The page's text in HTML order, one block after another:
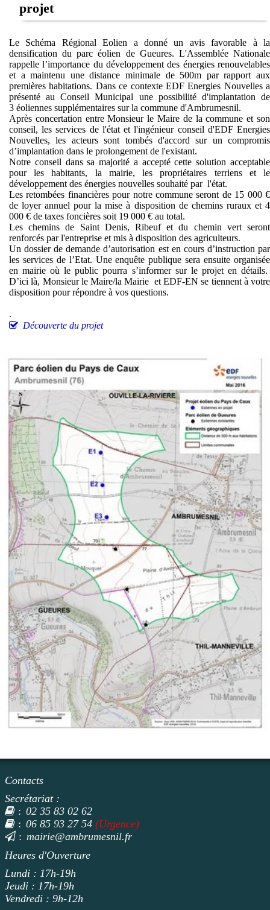
projet
Le Schéma Régional Eolien a donné un avis favorable à la
densification du parc éolien de Gueures. L'Assemblée Nationale
rappelle l’importance du développement des énergies renouvelables
et a maintenu une distance minimale de 500m par rapport aux
premières habitations. Dans ce contexte EDF Energies Nouvelles a
présenté au Conseil Municipal une possibilité d'implantation de
3 éoliennes supplémentaires sur la commune d'Ambrumesnil.
Après concertation entre Monsieur le Maire de la commune et son
conseil, les services de l'état et l'ingénieur conseil d'EDF Energies
Nouvelles, les acteurs sont tombés d'accord sur un compromis
d’implantation dans le prolongement de l'existant.
Notre conseil dans sa majorité a accepté cette solution acceptable
pour les habitants, la mairie, les propriétaires terriens et le
développement des énergies nouvelles souhaité par l'état.
Les retombées financières pour notre commune seront de 15 000 €
de loyer annuel pour la mise à disposition de chemins ruraux et 4
000 € de taxes foncières soit 19 000 € au total.
Les chemins de Saint Denis, Ribeuf et du chemin vert seront
renforcés par l'entreprise et mis à disposition des agriculteurs.
Un dossier de demande d’autorisation est en cours d’instruction par
les services de l’Etat. Une enquête publique sera ensuite organisée
en mairie où le public pourra s’informer sur le projet en détails.
D’ici là, Monsieur le Maire/la Mairie et EDF-EN se tiennent à votre
disposition pour répondre à vos questions.
.
Découverte du projet
Contacts
Secrétariat :
: 02 35 83 02 62
: 06 85 93 27 54 (Urgence)
: mairie@ambrumesnil.fr
Heures d'Ouverture
Lundi : 17h-19h
Jeudi : 17h-19h
Vendredi : 9h-12h